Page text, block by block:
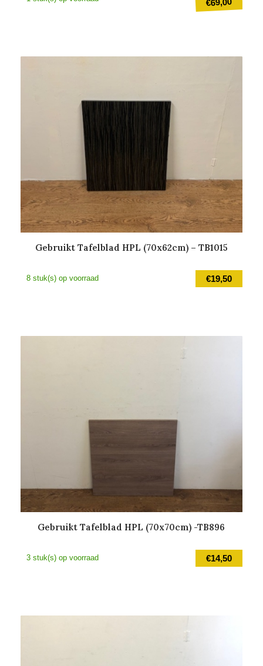
prijs
€
is:
Gebruikt Tafelblad HPL (70x62cm) – TB1015
€19,50
8 stuk(s) op voorraad
Gebruikt Tafelblad HPL (70x70cm) -TB896
€14,50
3 stuk(s) op voorraad